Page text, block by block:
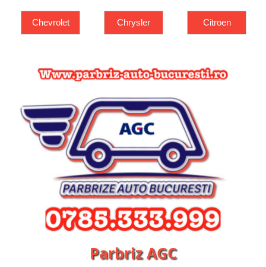
Chrysler Citroen Dacia
Parbriz AGC